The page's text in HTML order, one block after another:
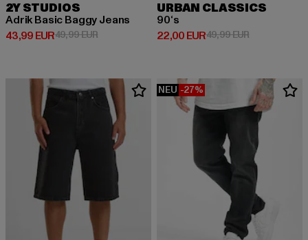
2Y STUDIOS
Adrik Basic Baggy Jeans
43,99 EUR
Derzeitiger Preis: 43,99 EUR
49,99 EURAktionspreis: 49,99 EUR
URBAN CLASSICS
90‘s
22,00 EUR
Derzeitiger Preis: 22,00 EUR
49,99 EURAktionspreis:
NEU -27%